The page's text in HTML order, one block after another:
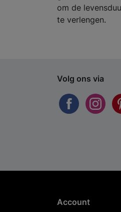
om de
te verlengen.
Volg ons via
Account